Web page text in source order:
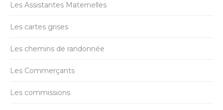
Les Assistantes Maternelles
Les cartes grises
Les chemins de randonnée
Les Commerçants
Les commissions